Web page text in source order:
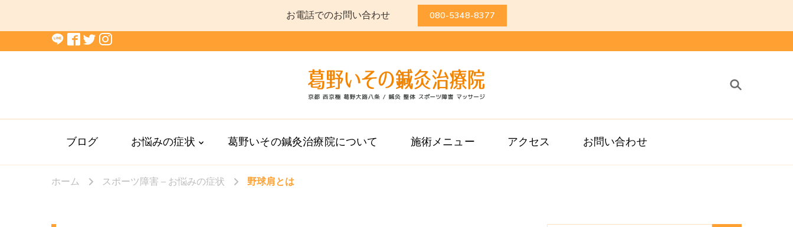
お電話でのお問い合わせ 080-5348-8377
葛野いその鍼灸治療院
ブログ お悩みの症状 葛野いその鍼灸治療院について 施術メニュー アクセス お問い合わせ
ホーム スポーツ障害 – お悩みの症状 野球肩とは